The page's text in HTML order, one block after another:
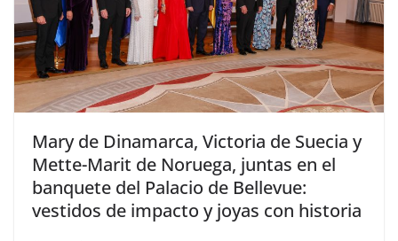
​Mary de Dinamarca, Victoria de Suecia y
Mette-Marit de Noruega, juntas en el
banquete del Palacio de Bellevue:
vestidos de impacto y joyas con historia